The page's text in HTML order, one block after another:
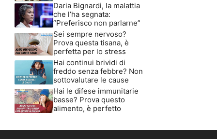
Daria Bignardi, la malattia
che l’ha segnata:
“Preferisco non parlarne”
Sei sempre nervoso?
Prova questa tisana, è
perfetta per lo stress
Hai continui brividi di
freddo senza febbre? Non
sottovalutare le cause
Hai le difese immunitarie
basse? Prova questo
alimento, è perfetto